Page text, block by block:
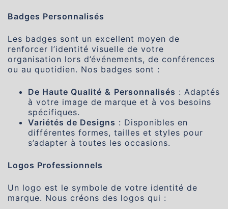
Badges Personnalisés
Les badges sont un excellent moyen de
renforcer l’identité visuelle de votre
organisation lors d’événements, de conférences
ou au quotidien. Nos badges sont :
De Haute Qualité & Personnalisés : Adaptés
à votre image de marque et à vos besoins
spécifiques.
Variétés de Designs : Disponibles en
différentes formes, tailles et styles pour
s’adapter à toutes les occasions.
Logos Professionnels
Un logo est le symbole de votre identité de
marque. Nous créons des logos qui :